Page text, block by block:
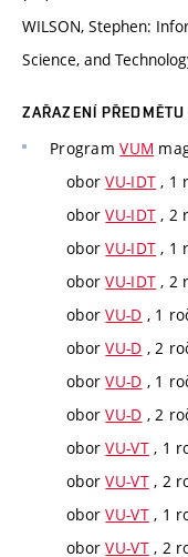
WILSON, Stephen:
Science, and
ZAŘAZENÍ
ProgramVUM
oborVU-IDT , 1
oborVU-IDT , 2
oborVU-IDT , 1
oborVU-IDT , 2
oborVU-D , 1
oborVU-D , 2
oborVU-D , 1
oborVU-D , 2
oborVU-VT, 1
oborVU-VT, 2
oborVU-VT, 1
oborVU-VT, 2